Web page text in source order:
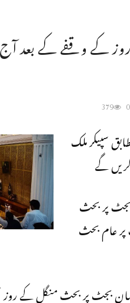
روز کے وقفے کے بعد
0
379
سپیکر ملک
گے
پر بحث
عام بحث
بجٹ پر بحث منگل کے